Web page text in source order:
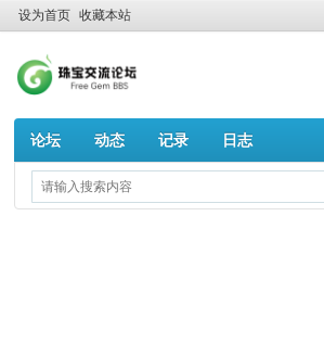
设为首页 收藏本站
论坛 动态 记录 日志